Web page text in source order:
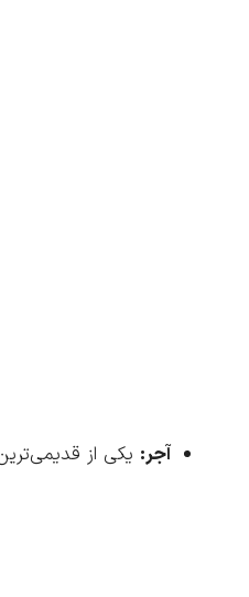
آجر: یکی از